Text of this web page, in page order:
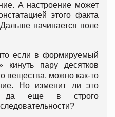
А настроение может
этого факта
начинается поле
если в формируемый
кинуть пару десятков
вещества, можно как-то
Но изменит ли это
да еще в строго